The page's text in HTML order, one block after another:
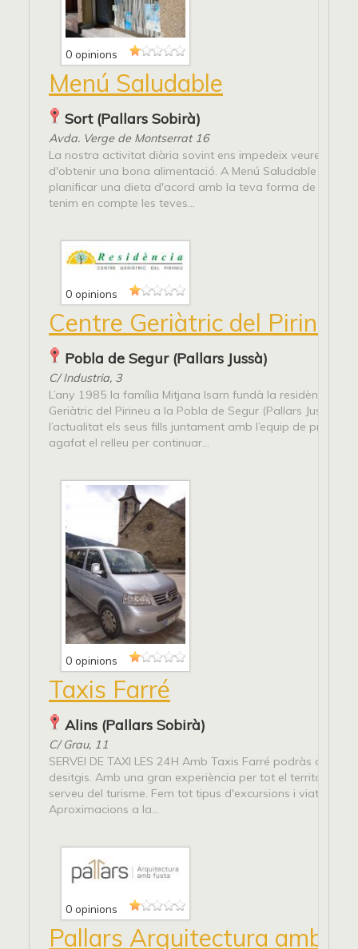
0 opinions
Menú Saludable
Sort (Pallars Sobirà)
Avda. Verge de Montserrat 16
La nostra activitat diària sovint ens impedeix veure la
d'obtenir una bona alimentació. A Menú Saludable
planificar una dieta d'acord amb la teva forma de vida,
tenim en compte les teves...
0 opinions
Centre Geriàtric del Pirineu
Pobla de Segur (Pallars Jussà)
C/ Industria, 3
L’any 1985 la família Mitjana Isarn fundà la residència
Geriàtric del Pirineu a la Pobla de Segur (Pallars Jussà). En
l’actualitat els seus fills juntament amb l’equip de
agafat el relleu per continuar...
0 opinions
Taxis Farré
Alins (Pallars Sobirà)
C/ Grau, 11
SERVEI DE TAXI LES 24H Amb Taxis Farré podràs arribar
desitgis. Amb una gran experiència per tot el territori i
serveu del turisme. Fem tot tipus d'excursions i viatges.
Aproximacions a la...
0 opinions
Pallars Arquitectura amb